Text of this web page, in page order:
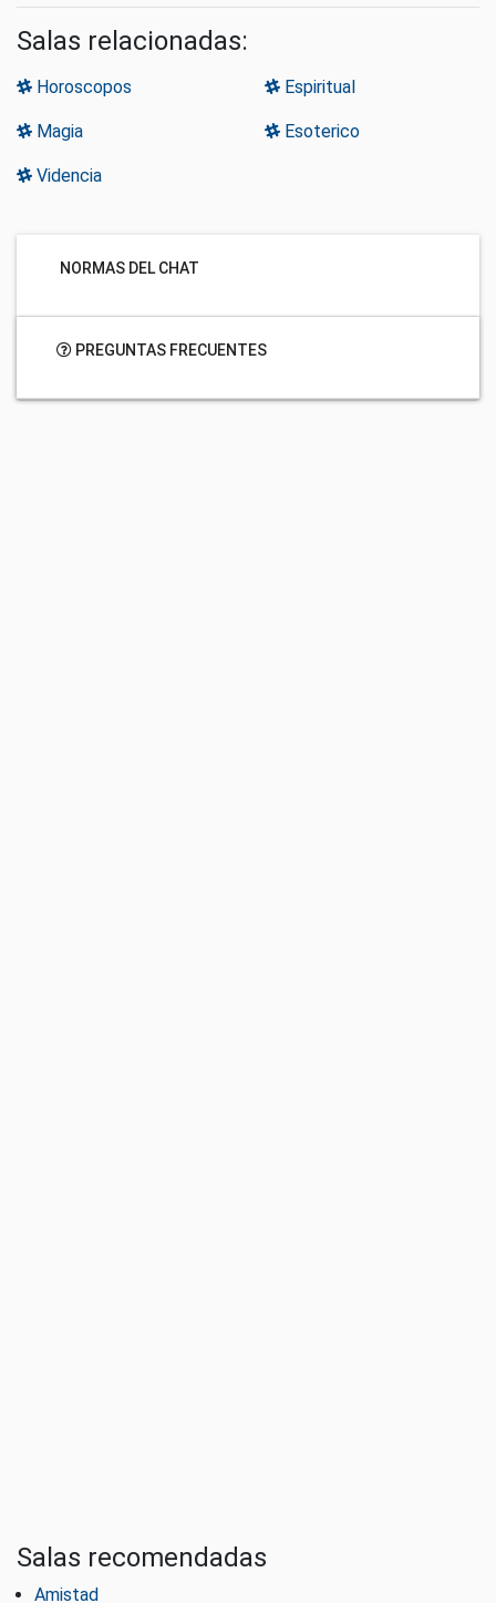
Salas relacionadas:
Horoscopos Espiritual
Magia Esoterico
Videncia
NORMAS DEL CHAT
PREGUNTAS FRECUENTES
Salas recomendadas
Amistad